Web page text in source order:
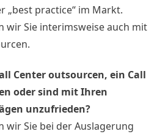
„best practice“ im Markt.
wir Sie interimsweise auch mit
Center outsourcen, ein Call
oder sind mit Ihren
unzufrieden?
wir Sie bei der Auslagerung